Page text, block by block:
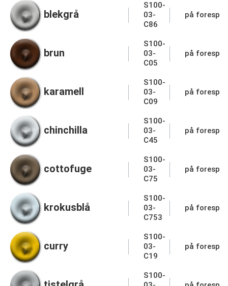
blekgrå
S100-
03-
C86
på
brun
S100-
03-
C05
på
karamell
S100-
03-
C09
på
chinchilla
S100-
03-
C45
på
cottofuge
S100-
03-
C75
på
krokusblå
S100-
03-
C753
på
curry
S100-
03-
C19
på
S100-